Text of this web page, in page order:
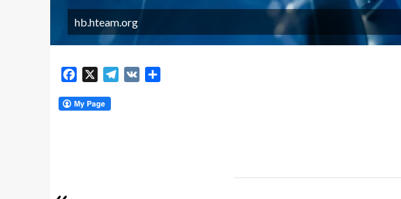
hb.hteam.org
Facebook Telegram
VK